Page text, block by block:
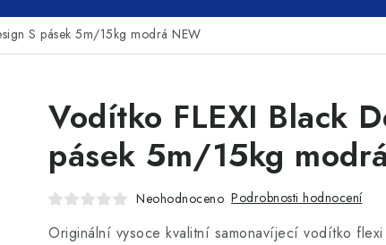
S pásek 5m/15kg modrá NEW
Vodítko FLEXI Black
pásek 5m/15kg
Neohodnoceno Podrobnosti hodnocení
Originální vysoce kvalitní samonavíjecí vodítko flexi